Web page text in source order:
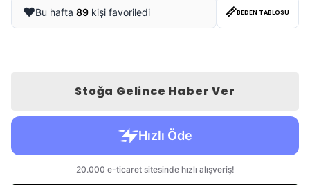
❤️Bu hafta 89 kişi favoriledi 📏BEDEN TABLOSU
Stoğa Gelince Haber Ver